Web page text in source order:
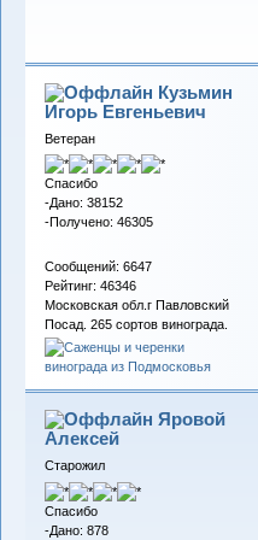
Кузьмин
Игорь Евгеньевич
Ветеран
Спасибо
-Дано: 38152
-Получено: 46305
Сообщений: 6647
Рейтинг: 46346
Московская обл.г Павловский
Посад. 265 сортов винограда.
Яровой
Алексей
Старожил
Спасибо
-Дано: 878